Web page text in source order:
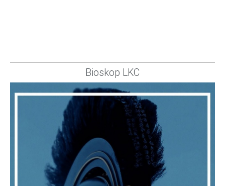
Bioskop LKC